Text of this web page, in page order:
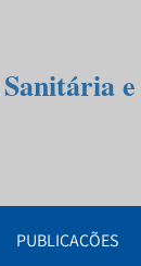
PUBLICAÇÕES